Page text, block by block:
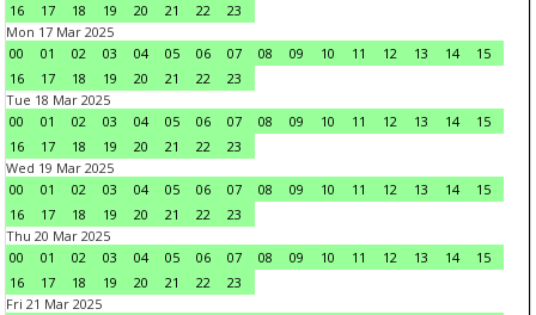
16
17 18 19 20 21 22
23
Mon 17 Mar 2025
00
01 02 03 04 05 06 07 08 09 10 11 12 13 14
15
16
17 18 19 20 21 22
23
Tue 18 Mar 2025
00
01 02 03 04 05 06 07 08 09 10 11 12 13 14
15
16
17 18 19 20 21 22
23
Wed 19 Mar 2025
00
01 02 03 04 05 06 07 08 09 10 11 12 13 14
15
16
17 18 19 20 21 22
23
Thu 20 Mar 2025
00
01 02 03 04 05 06 07 08 09 10 11 12 13 14
15
16
17 18 19 20 21 22
23
Fri 21 Mar 2025